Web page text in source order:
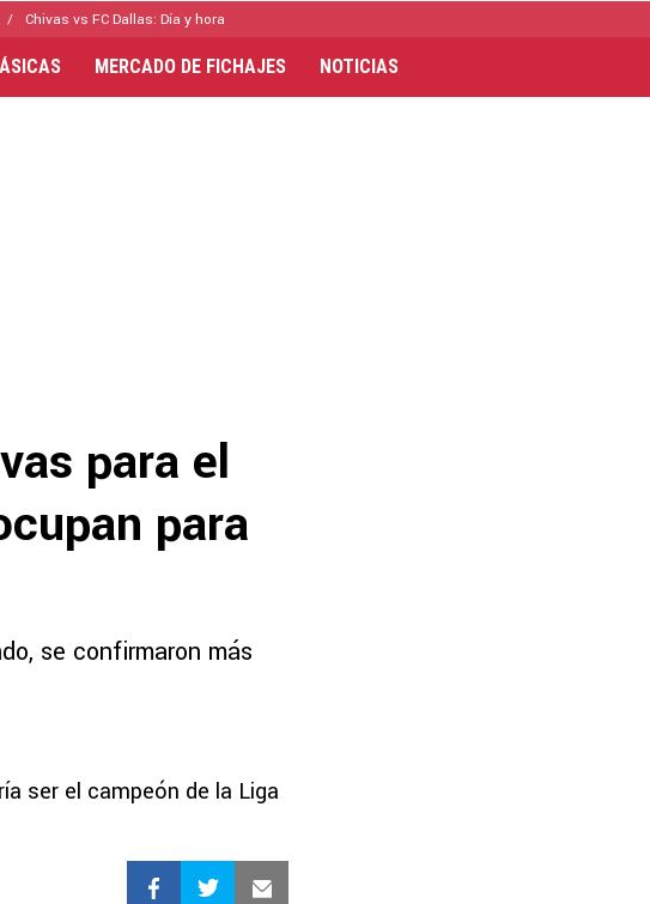
Chivas vs FC Dallas: Día y hora
MERCADO DE FICHAJES NOTICIAS
para el
para
se confirmaron más
ser el campeón de la Liga